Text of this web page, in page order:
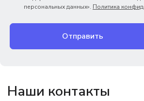
персональных данных». Политика
Отправить
Наши контакты